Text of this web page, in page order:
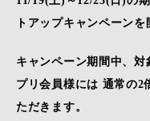
トアップキャンペーン
キャンペーン期間中、
プリ会員様には 通常の2
ただきます。